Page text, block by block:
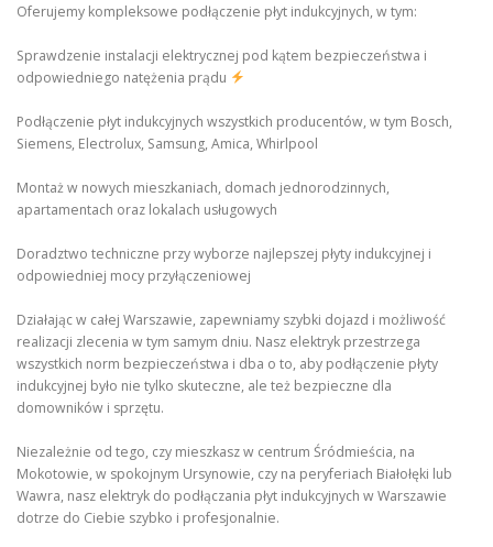
Oferujemy kompleksowe podłączenie płyt indukcyjnych, w tym:
Sprawdzenie instalacji elektrycznej pod kątem bezpieczeństwa i
odpowiedniego natężenia prądu
Podłączenie płyt indukcyjnych wszystkich producentów, w tym Bosch,
Siemens, Electrolux, Samsung, Amica, Whirlpool
Montaż w nowych mieszkaniach, domach jednorodzinnych,
apartamentach oraz lokalach usługowych
Doradztwo techniczne przy wyborze najlepszej płyty indukcyjnej i
odpowiedniej mocy przyłączeniowej
Działając w całej Warszawie, zapewniamy szybki dojazd i możliwość
realizacji zlecenia w tym samym dniu. Nasz elektryk przestrzega
wszystkich norm bezpieczeństwa i dba o to, aby podłączenie płyty
indukcyjnej było nie tylko skuteczne, ale też bezpieczne dla
domowników i sprzętu.
Niezależnie od tego, czy mieszkasz w centrum Śródmieścia, na
Mokotowie, w spokojnym Ursynowie, czy na peryferiach Białołęki lub
Wawra, nasz elektryk do podłączania płyt indukcyjnych w Warszawie
dotrze do Ciebie szybko i profesjonalnie.